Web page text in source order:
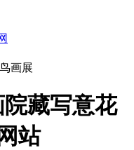
画展
藏写意花
站